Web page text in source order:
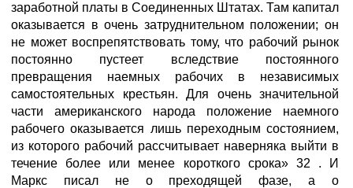
заработной платы в Соединенных Штатах. Там капитал
оказывается в очень затруднительном положении; он
не может воспрепятствовать тому, что рабочий рынок
постоянно пустеет вследствие постоянного
превращения наемных рабочих в независимых
самостоятельных крестьян. Для очень значительной
части американского народа положение наемного
рабочего оказывается лишь переходным состоянием,
из которого рабочий рассчитывает наверняка выйти в
течение более или менее короткого срока» 32 . И
Маркс писал не о преходящей фазе, а o